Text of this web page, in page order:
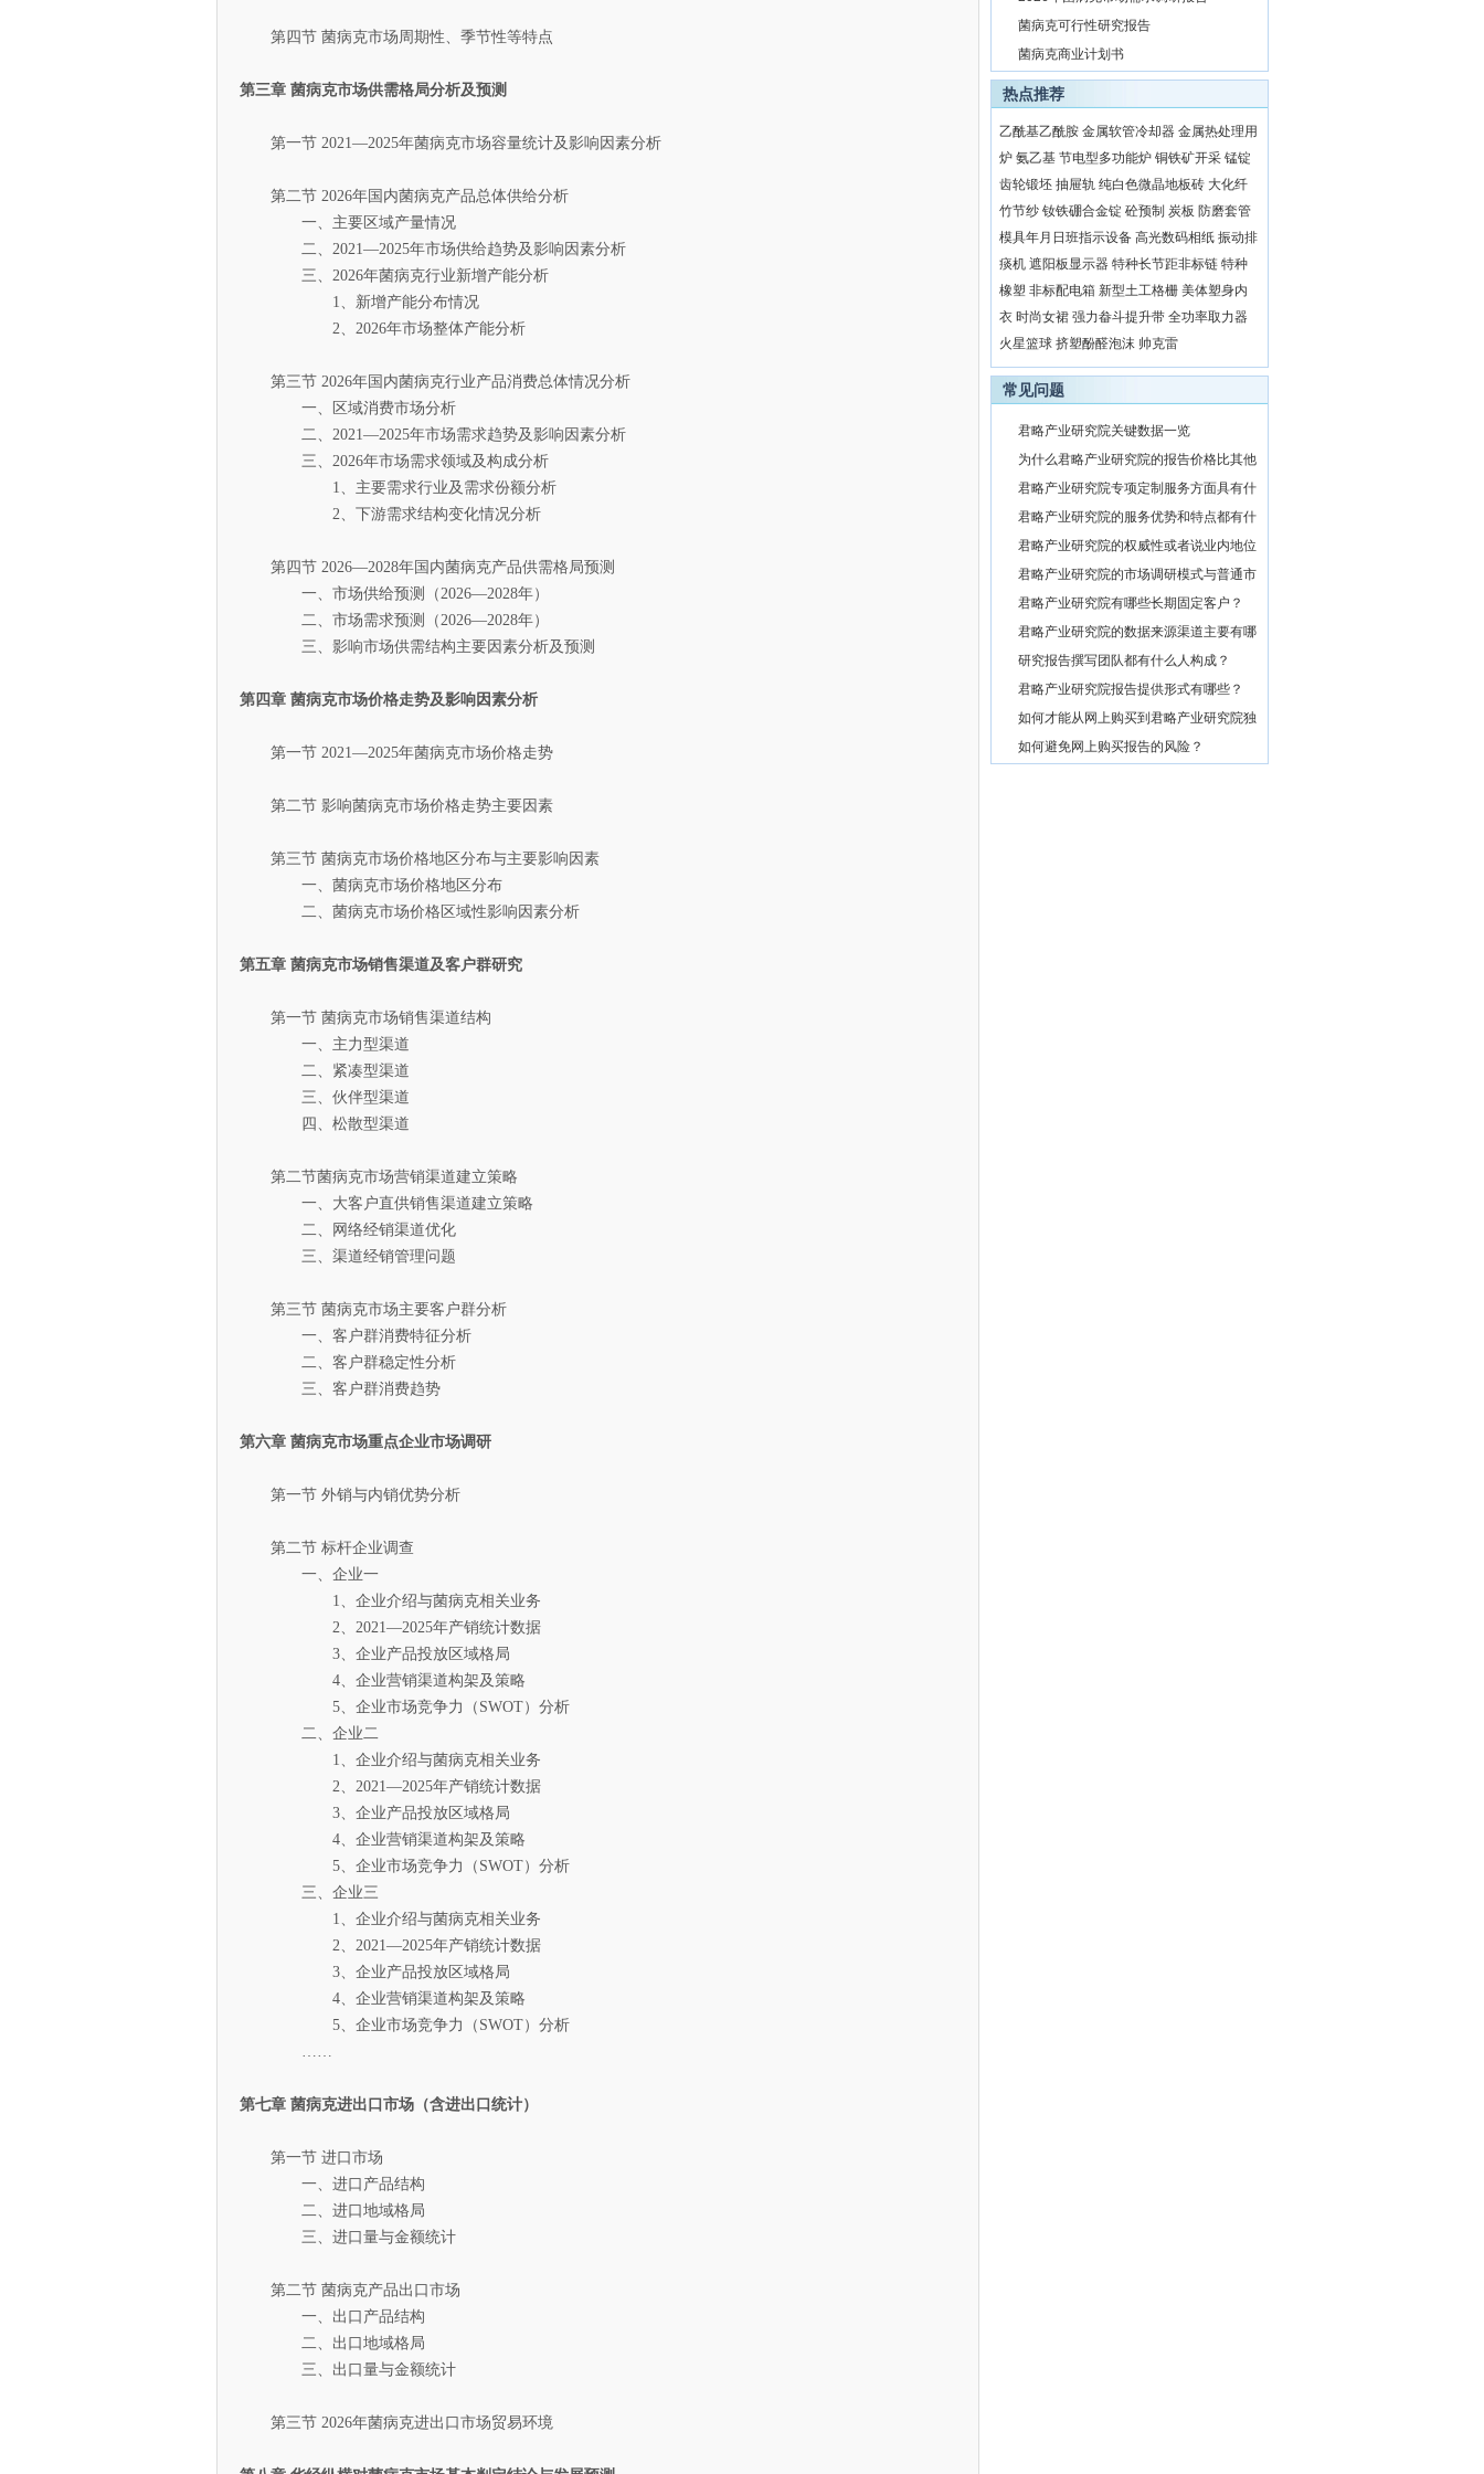
第四节 菌病克市场周期性、季节性等特点
第三章 菌病克市场供需格局分析及预测
第一节 2021—2025年菌病克市场容量统计及影响因素分析
第二节 2026年国内菌病克产品总体供给分析
一、主要区域产量情况
二、2021—2025年市场供给趋势及影响因素分析
三、2026年菌病克行业新增产能分析
1、新增产能分布情况
2、2026年市场整体产能分析
第三节 2026年国内菌病克行业产品消费总体情况分析
一、区域消费市场分析
二、2021—2025年市场需求趋势及影响因素分析
三、2026年市场需求领域及构成分析
1、主要需求行业及需求份额分析
2、下游需求结构变化情况分析
第四节 2026—2028年国内菌病克产品供需格局预测
一、市场供给预测（2026—2028年）
二、市场需求预测（2026—2028年）
三、影响市场供需结构主要因素分析及预测
第四章 菌病克市场价格走势及影响因素分析
第一节 2021—2025年菌病克市场价格走势
第二节 影响菌病克市场价格走势主要因素
第三节 菌病克市场价格地区分布与主要影响因素
一、菌病克市场价格地区分布
二、菌病克市场价格区域性影响因素分析
第五章 菌病克市场销售渠道及客户群研究
第一节 菌病克市场销售渠道结构
一、主力型渠道
二、紧凑型渠道
三、伙伴型渠道
四、松散型渠道
第二节菌病克市场营销渠道建立策略
一、大客户直供销售渠道建立策略
二、网络经销渠道优化
三、渠道经销管理问题
第三节 菌病克市场主要客户群分析
一、客户群消费特征分析
二、客户群稳定性分析
三、客户群消费趋势
第六章 菌病克市场重点企业市场调研
第一节 外销与内销优势分析
第二节 标杆企业调查
一、企业一
1、企业介绍与菌病克相关业务
2、2021—2025年产销统计数据
3、企业产品投放区域格局
4、企业营销渠道构架及策略
5、企业市场竞争力（SWOT）分析
二、企业二
1、企业介绍与菌病克相关业务
2、2021—2025年产销统计数据
3、企业产品投放区域格局
4、企业营销渠道构架及策略
5、企业市场竞争力（SWOT）分析
三、企业三
1、企业介绍与菌病克相关业务
2、2021—2025年产销统计数据
3、企业产品投放区域格局
4、企业营销渠道构架及策略
5、企业市场竞争力（SWOT）分析
……
第七章 菌病克进出口市场（含进出口统计）
第一节 进口市场
一、进口产品结构
二、进口地域格局
三、进口量与金额统计
第二节 菌病克产品出口市场
一、出口产品结构
二、出口地域格局
三、出口量与金额统计
第三节 2026年菌病克进出口市场贸易环境
菌病克可行性研究报告
菌病克商业计划书
热点推荐
乙酰基乙酰胺 金属软管冷却器 金属热处理用
炉 氨乙基 节电型多功能炉 铜铁矿开采 锰锭
齿轮锻坯 抽屉轨 纯白色微晶地板砖 大化纤
竹节纱 钕铁硼合金锭 砼预制 炭板 防磨套管
模具年月日班指示设备 高光数码相纸 振动排
痰机 遮阳板显示器 特种长节距非标链 特种
橡塑 非标配电箱 新型土工格栅 美体塑身内
衣 时尚女裙 强力畚斗提升带 全功率取力器
火星篮球 挤塑酚醛泡沫 帅克雷
常见问题
君略产业研究院关键数据一览
为什么君略产业研究院的报告价格比其他
公司都要高？
君略产业研究院专项定制服务方面具有什
么特点？
君略产业研究院的服务优势和特点都有什
么？
君略产业研究院的权威性或者说业内地位
如何？
君略产业研究院的市场调研模式与普通市
场调研主要区别有哪些？
君略产业研究院有哪些长期固定客户？
君略产业研究院的数据来源渠道主要有哪
些？
研究报告撰写团队都有什么人构成？
君略产业研究院报告提供形式有哪些？
如何才能从网上购买到君略产业研究院独
家原创的报告产品？
如何避免网上购买报告的风险？